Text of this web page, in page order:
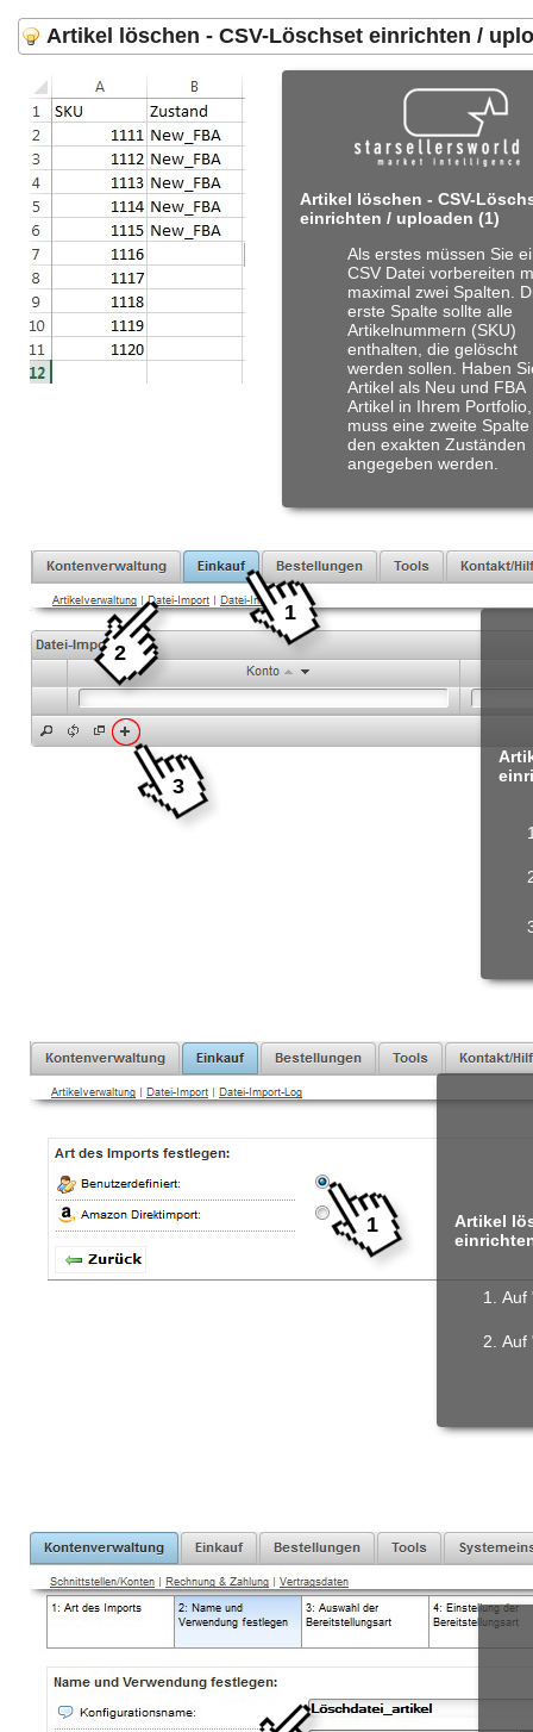
Artikel löschen - CSV-Löschset einrichten /
Artikel löschen - CSV-
einrichten / uploaden (1)
Als erstes müssen Sie
CSV Datei vorbereiten
maximal zwei Spalten.
erste Spalte sollte alle
Artikelnummern (SKU)
enthalten, die gelöscht
werden sollen. Haben
Artikel als Neu und FBA
Artikel in Ihrem Portfolio,
muss eine zweite
den exakten Zuständen
angegeben werden.
1
3
2
Artikel
Auf
Auf
1